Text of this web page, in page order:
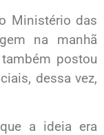
Ministério das
na manhã
postou
dessa vez,
a ideia era